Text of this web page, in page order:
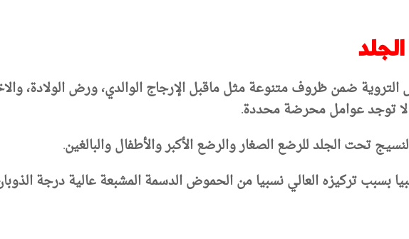
ضمن ظروف متنوعة مثل ماقبل الإرجاج الوالدي، ورض الولادة،
لا توجد عوامل محرضة محددة.
تحت الجلد للرضع الصغار والرضع الأكبر والأطفال والبالغين.